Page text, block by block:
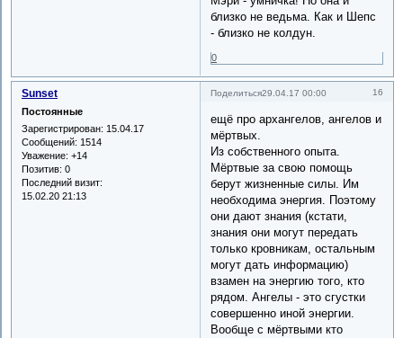
близко не ведьма. Как и Шепс
- близко не колдун.
0
Поделиться 16
29.04.17 00:00
Sunset
Постоянные
Зарегистрирован: 15.04.17
Сообщений: 1514
Уважение: +14
Позитив: 0
Последний визит:
15.02.20 21:13
ещё про архангелов, ангелов и
мёртвых.
Из собственного опыта.
Мёртвые за свою помощь
берут жизненные силы. Им
необходима энергия. Поэтому
они дают знания (кстати,
знания они могут передать
только кровникам, остальным
могут дать информацию)
взамен на энергию того, кто
рядом. Ангелы - это сгустки
совершенно иной энергии.
Вообще с мёртвыми кто